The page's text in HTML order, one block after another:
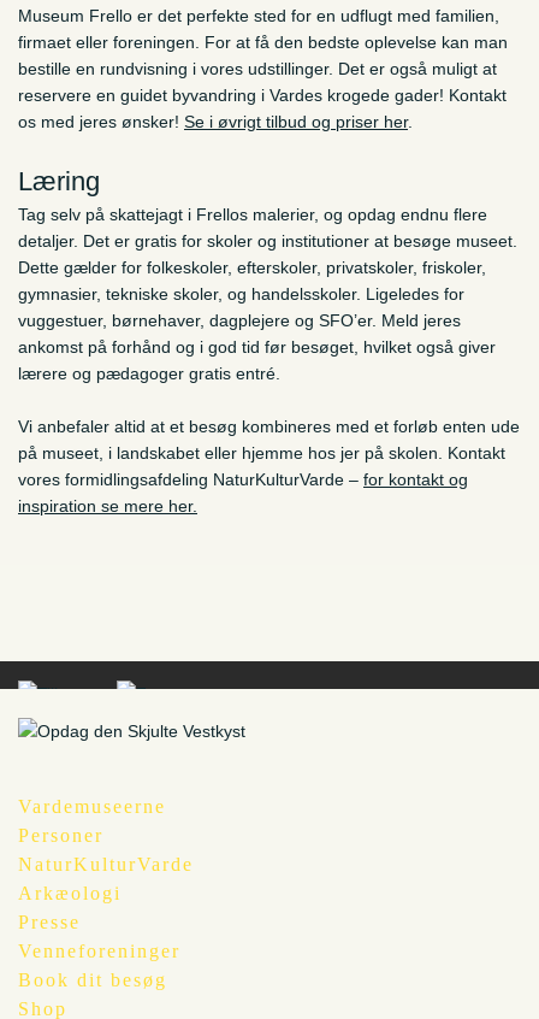
Museum Frello er det perfekte sted for en udflugt med familien,
firmaet eller foreningen. For at få den bedste oplevelse kan man
bestille en rundvisning i vores udstillinger. Det er også muligt at
reservere en guidet byvandring i Vardes krogede gader! Kontakt
os med jeres ønsker! Se i øvrigt tilbud og priser her.
Læring
Tag selv på skattejagt i Frellos malerier, og opdag endnu flere
detaljer. Det er gratis for skoler og institutioner at besøge museet.
Dette gælder for folkeskoler, efterskoler, privatskoler, friskoler,
gymnasier, tekniske skoler, og handelsskoler. Ligeledes for
vuggestuer, børnehaver, dagplejere og SFO’er. Meld jeres
ankomst på forhånd og i god tid før besøget, hvilket også giver
lærere og pædagoger gratis entré.
Vi anbefaler altid at et besøg kombineres med et forløb enten ude
på museet, i landskabet eller hjemme hos jer på skolen. Kontakt
vores formidlingsafdeling NaturKulturVarde – for kontakt og
inspiration se mere her.
Vardemuseerne
Personer
NaturKulturVarde
Arkæologi
Presse
Venneforeninger
Book dit besøg
Shop